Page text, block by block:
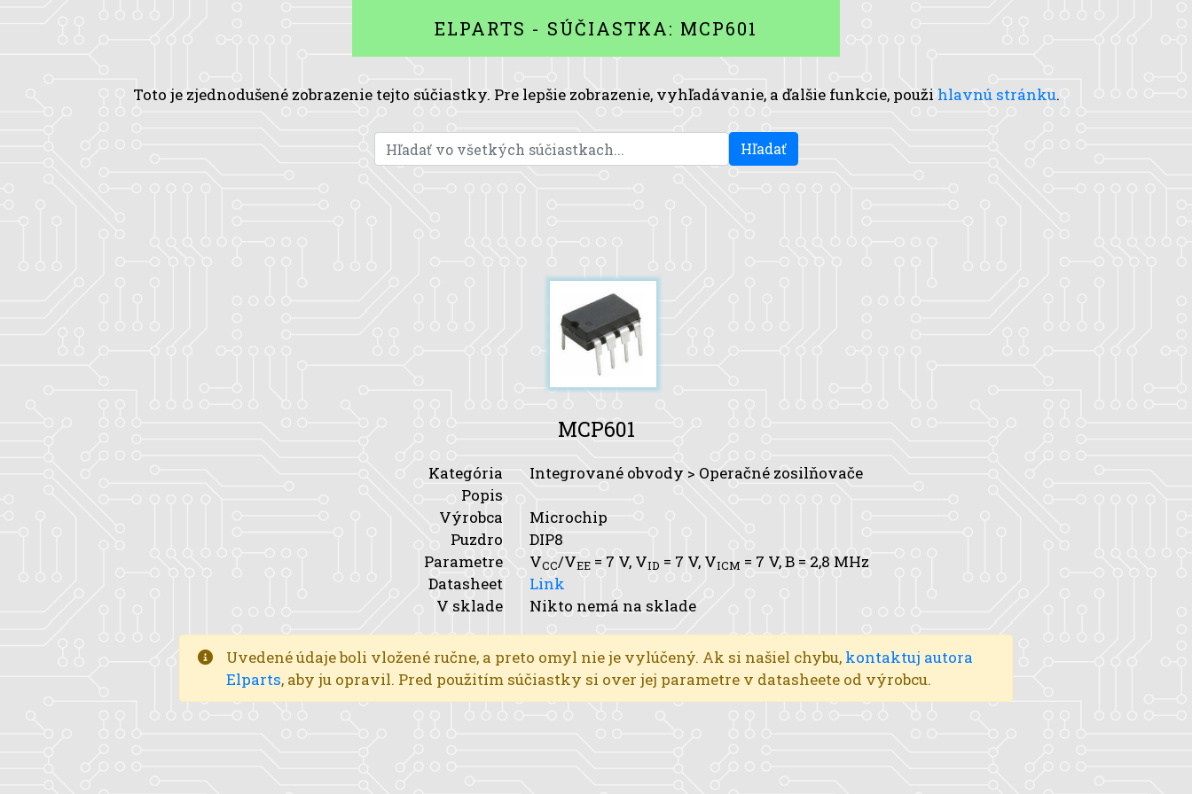
ELPARTS - SÚČIASTKA: MCP601
Toto je zjednodušené zobrazenie tejto súčiastky. Pre lepšie zobrazenie, vyhľadávanie, a ďalšie funkcie, použi hlavnú stránku.
Hľadať
MCP601
Kategória
Integrované obvody > Operačné zosilňovače
Popis
Výrobca
Microchip
Puzdro
DIP8
Parametre
VCC/VEE = 7 V, VID = 7 V, VICM = 7 V,B = 2,8 MHz
Datasheet
Link
V sklade
Nikto nemá na sklade
Uvedené údaje boli vložené ručne, a preto omyl nie je vylúčený. Ak si našiel chybu, kontaktuj autora
Elparts, aby ju opravil. Pred použitím súčiastky si over jej parametre v datasheete od výrobcu.